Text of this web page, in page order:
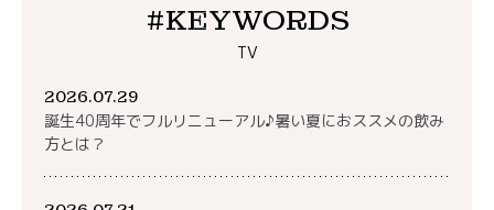
#KEYWORDS
TV
2026.07.29
誕生40周年でフルリニューアル♪暑い夏におススメの飲み
方とは？